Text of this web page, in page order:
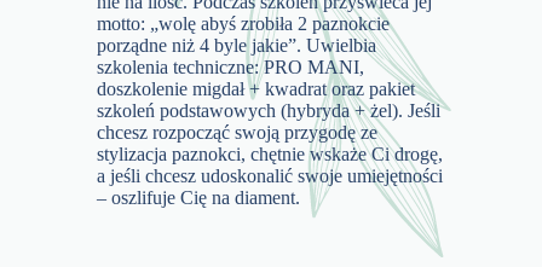
motto: „wolę abyś zrobiła 2 paznokcie
porządne niż 4 byle jakie”. Uwielbia
szkolenia techniczne: PRO MANI,
doszkolenie migdał + kwadrat oraz pakiet
szkoleń podstawowych (hybryda + żel). Jeśli
chcesz rozpocząć swoją przygodę ze
stylizacja paznokci, chętnie wskaże Ci drogę,
a jeśli chcesz udoskonalić swoje umiejętności
– oszlifuje Cię na diament.